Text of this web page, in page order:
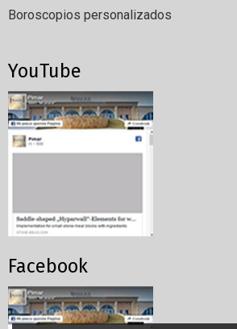
Boroscopios personalizados
YouTube
Facebook